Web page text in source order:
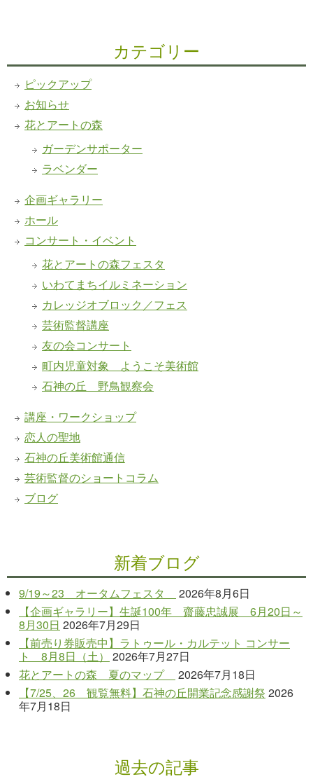
カテゴリー
ピックアップ
お知らせ
花とアートの森
ガーデンサポーター
ラベンダー
企画ギャラリー
ホール
コンサート・イベント
花とアートの森フェスタ
いわてまちイルミネーション
カレッジオブロック／フェス
芸術監督講座
友の会コンサート
町内児童対象 ようこそ美術館
石神の丘 野鳥観察会
講座・ワークショップ
恋人の聖地
石神の丘美術館通信
芸術監督のショートコラム
ブログ
新着ブログ
9/19～23 オータムフェスタ
2026年8月6日
【企画ギャラリー】生誕100年 齋藤忠誠展 6月20日～
8月30日 2026年7月29日
【前売り券販売中】ラトゥール・カルテット コンサー
ト 8月8日（土）
2026年7月27日
花とアートの森 夏のマップ
2026年7月18日
【7/25、26 観覧無料】石神の丘開業記念感謝祭 2026
年7月18日
過去の記事